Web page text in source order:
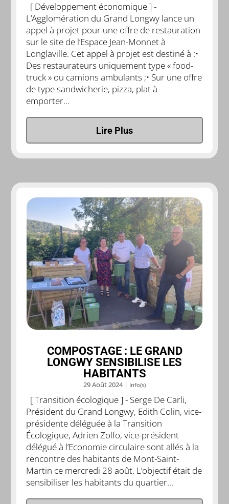
[ Développement économique ] -
L’Agglomération du Grand Longwy lance un
appel à projet pour une offre de restauration
sur le site de l’Espace Jean-Monnet à
Longlaville. Cet appel à projet est destiné à :•
Des restaurateurs uniquement type « food-
truck » ou camions ambulants ;• Sur une offre
de type sandwicherie, pizza, plat à
emporter...
Lire Plus
COMPOSTAGE : LE GRAND
LONGWY SENSIBILISE LES
HABITANTS
29 Août 2024| Info(s)
[ Transition écologique ] - Serge De Carli,
Président du Grand Longwy, Edith Colin, vice-
présidente déléguée à la Transition
Écologique, Adrien Zolfo, vice-président
délégué à l’Economie circulaire sont allés à la
rencontre des habitants de Mont-Saint-
Martin ce mercredi 28 août. L’objectif était de
sensibiliser les habitants du quartier...